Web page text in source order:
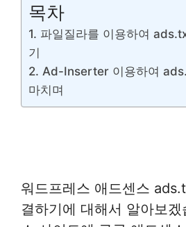
목차
1. 파일질라를 이용하여
기
2. Ad-Inserter 이용하여
마치며
워드프레스 애드센스
결하기에 대해서 알아보